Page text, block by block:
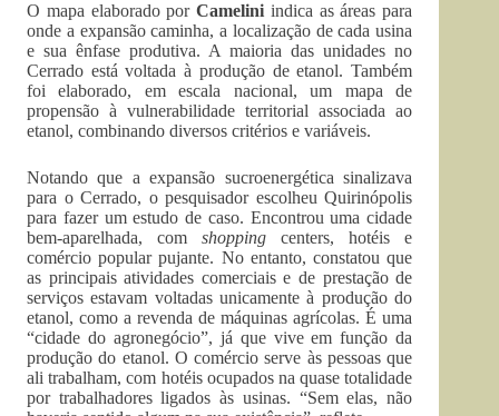
O mapa elaborado porCamelini indica as áreas para
onde a expansão caminha, a localização de cada usina
e sua ênfase produtiva. A maioria das unidades no
Cerrado está voltada à produção de etanol. Também
foi elaborado, em escala nacional, um mapa de
propensão à vulnerabilidade territorial associada ao
etanol, combinando diversos critérios e variáveis.
Notando que a expansão sucroenergética sinalizava
para o Cerrado, o pesquisador escolheu Quirinópolis
para fazer um estudo de caso. Encontrou uma cidade
bem-aparelhada, comshopping centers, hotéis e
comércio popular pujante. No entanto, constatou que
as principais atividades comerciais e de prestação de
serviços estavam voltadas unicamente à produção do
etanol, como a revenda de máquinas agrícolas. É uma
“cidade do agronegócio”, já que vive em função da
produção do etanol. O comércio serve às pessoas que
ali trabalham, com hotéis ocupados na quase totalidade
por trabalhadores ligados às usinas. “Sem elas, não